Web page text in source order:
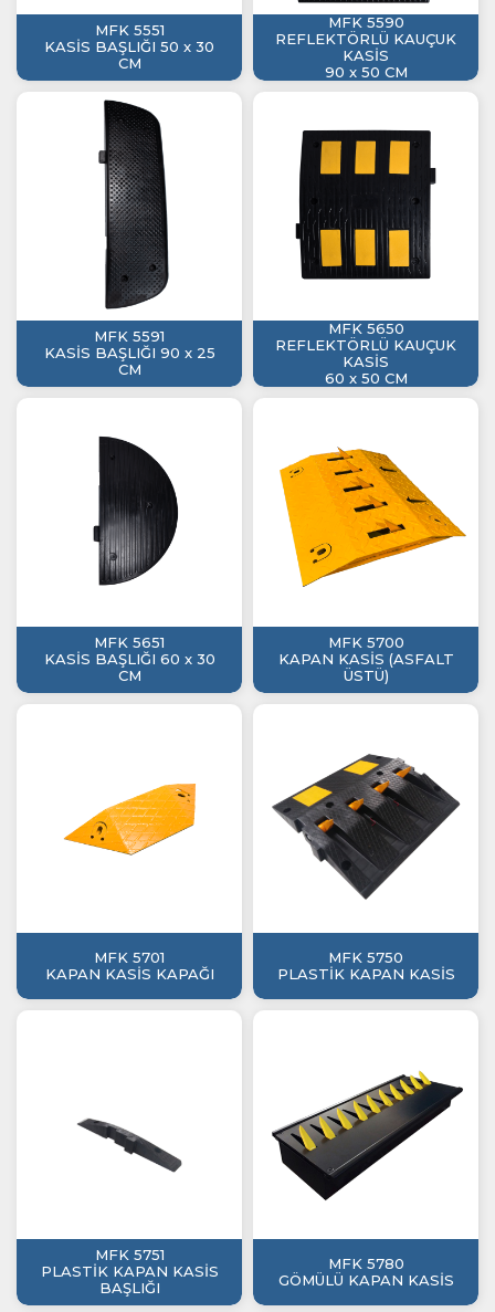
MFK 5551
KASİS BAŞLIĞI 50 x 30
CM
MFK 5590
REFLEKTÖRLÜ KAUÇUK
KASİS
90 x 50 CM
MFK 5591
KASİS BAŞLIĞI 90 x 25
CM
MFK 5650
REFLEKTÖRLÜ KAUÇUK
KASİS
60 x 50 CM
MFK 5651
KASİS BAŞLIĞI 60 x 30
CM
MFK 5700
KAPAN KASİS (ASFALT
ÜSTÜ)
MFK 5701
KAPAN KASİS KAPAĞI
MFK 5750
PLASTİK KAPAN KASİS
MFK 5751
PLASTİK KAPAN KASİS
BAŞLIĞI
MFK 5780
GÖMÜLÜ KAPAN KASİS